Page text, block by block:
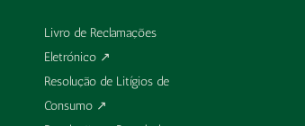
Livro de Reclamações
Eletrónico ↗
Resolução de Litígios de
Consumo ↗